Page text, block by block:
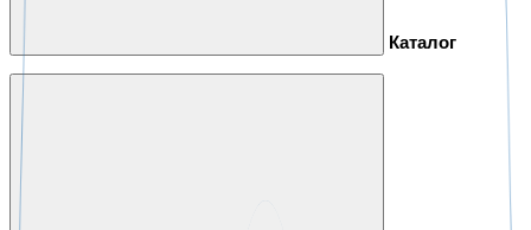
Каталог